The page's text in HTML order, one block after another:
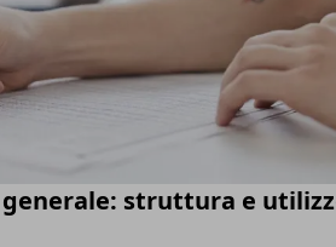
struttura e